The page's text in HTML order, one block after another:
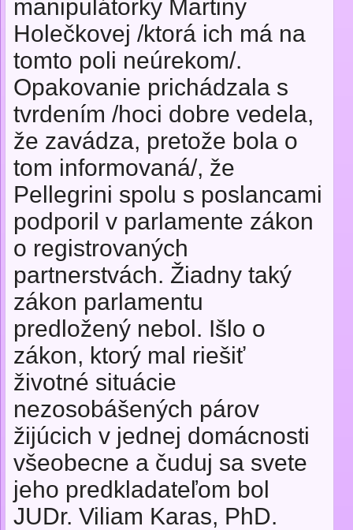
manipulátorky Martiny
Holečkovej /ktorá ich má na
tomto poli neúrekom/.
Opakovanie prichádzala s
tvrdením /hoci dobre vedela,
že zavádza, pretože bola o
tom informovaná/, že
Pellegrini spolu s poslancami
podporil v parlamente zákon
o registrovaných
partnerstvách. Žiadny taký
zákon parlamentu
predložený nebol. Išlo o
zákon, ktorý mal riešiť
životné situácie
nezosobášených párov
žijúcich v jednej domácnosti
všeobecne a čuduj sa svete
jeho predkladateľom bol
JUDr. Viliam Karas, PhD.